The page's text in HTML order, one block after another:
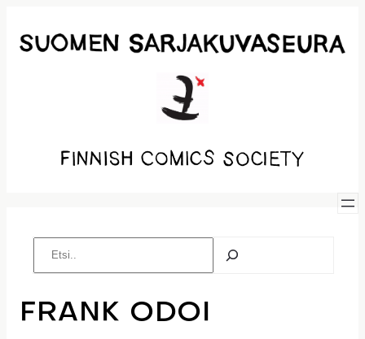
sisältöön
FRANK ODOI